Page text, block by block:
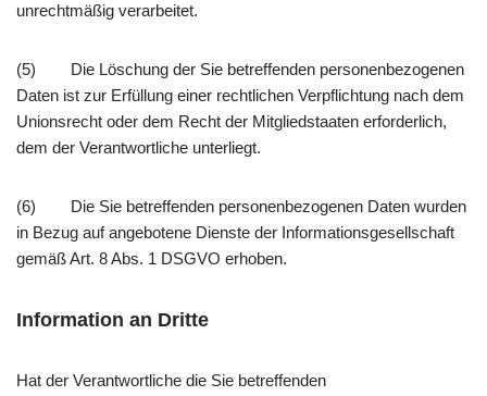
unrechtmäßig verarbeitet.
(5) Die Löschung der Sie betreffenden personenbezogenen
Daten ist zur Erfüllung einer rechtlichen Verpflichtung nach dem
Unionsrecht oder dem Recht der Mitgliedstaaten erforderlich,
dem der Verantwortliche unterliegt.
(6) Die Sie betreffenden personenbezogenen Daten wurden
in Bezug auf angebotene Dienste der Informationsgesellschaft
gemäß Art. 8 Abs. 1 DSGVO erhoben.
Information an Dritte
Hat der Verantwortliche die Sie betreffenden